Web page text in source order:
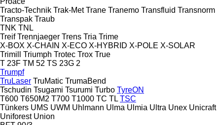
Tracto-Technik Trak-Met Trane Tranemo Transfluid Transnorm
Transpak Traub
TNK TNL
Treif Trennjaeger Trens Tria Trime
X-BOX X-CHAIN X-ECO X-HYBRID X-POLE X-SOLAR
Trimill
Triumph Trotec Trox True
T 23F TM 52 TS 23G 2
Trumpf
TruLaser TruMatic TrumaBend
Tschudin Tsugami Tsurumi Turbo TyreON
T600 T650M2 T700 T1000 TC TL TSC
Tünkers UMS UWM Uhlmann Ulma Ulmia Ultra Unex Unicraft
Uniforest Union